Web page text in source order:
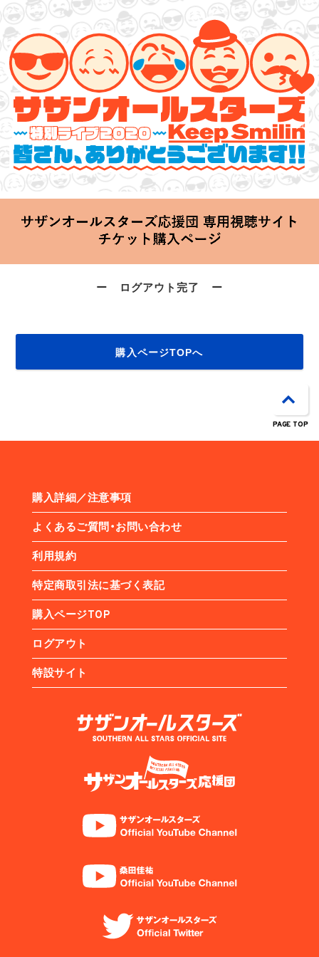
サザンオールスターズ 特別ライブ 2020
「Keep Smilin’～皆さん、ありがとうございます!!～」
2020.06.25 Thu 20:00 Start at 横浜アリーナ
ー ログアウト完了 ー
購入ページTOPへ
購入詳細／注意事項
よくあるご質問・お問い合わせ
利用規約
特定商取引法に基づく表記
購入ページTOP
ログアウト
特設サイト
PAGE TOP